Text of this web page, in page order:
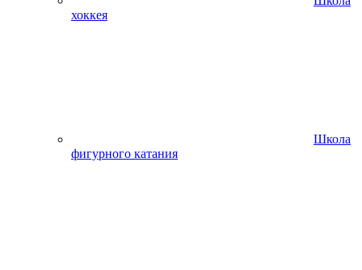
хоккея
Школа
фигурного катания